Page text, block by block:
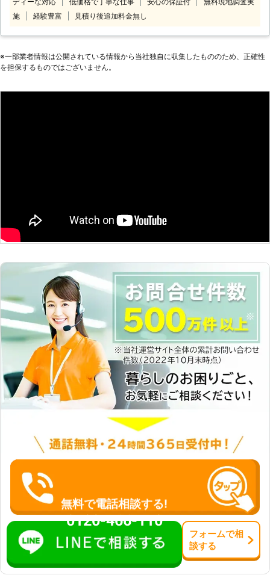
いつでもコールセンターが稼働してお
りますので、お客様のご都合に応じた
す。 コールセンターのスタッフがお
客様のご要望を詳しくお聞きします。
寧・迅速をモットーとしお客様のご希
施
経験豊富 見積り後追加料金無し
※⼀部業者情報は公開されている情報から当社独⾃に収集したもののため、正確性
を担保するものではございません。
無料で電話相談する!
0120-466-110
フォームで相
談する